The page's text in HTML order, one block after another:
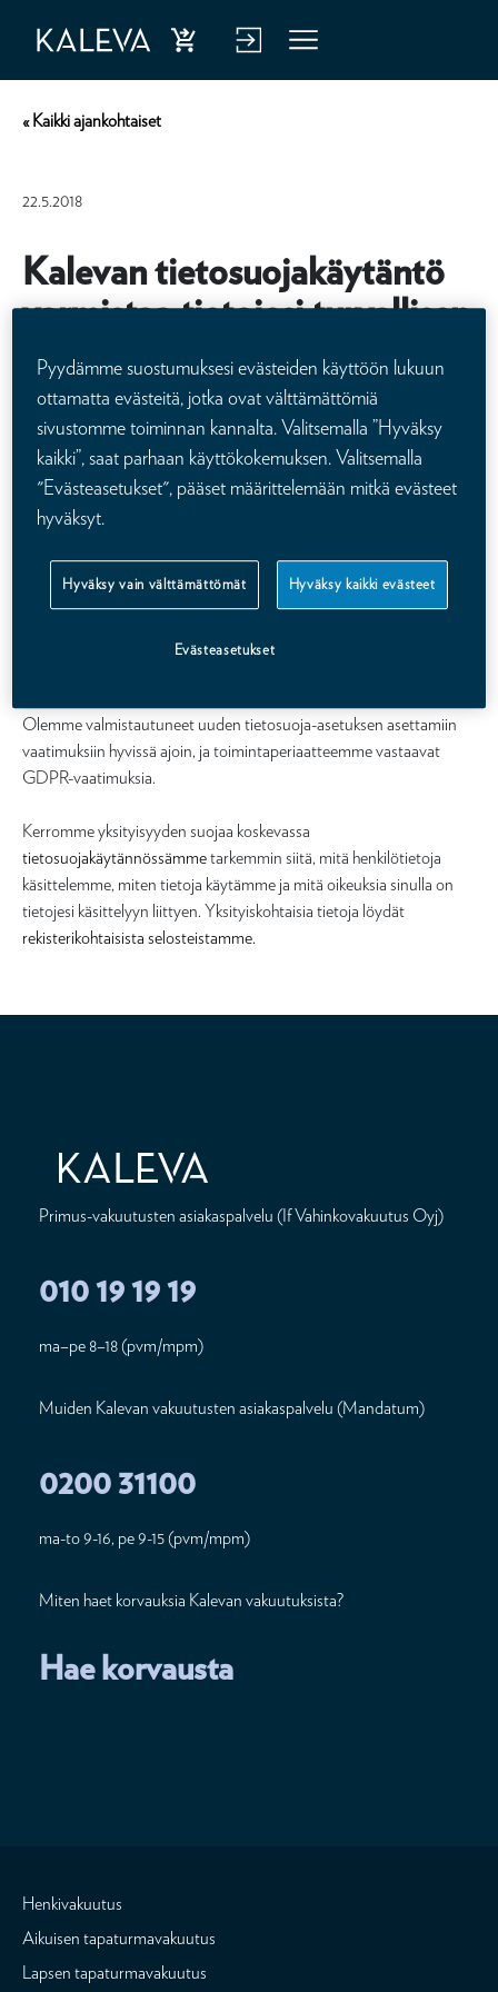
Ost
a
Kirj
aud
Vali
kko
« Kaikki ajankohtaiset
22.5.2018
Kalevan tietosuojakäytäntö
varmistaa tietojesi turvallisen
käsittelyn
Euroopan unionin laajuinen yleinen tietosuoja-asetus (General
Data Protection Regulation, GDPR) astuu voimaan 25.5.2018. Uusi
asetus yhdenmukaistaa EU:n tietosuojakäytäntöjä ja parantaa
henkilötietojen suojaa ja rekisteröityjen oikeuksia.
Meillä Kalevassa asiakkaan tietojen suojaaminen ja luottamus ovat
aina olleet ehdottomia edellytyksiä kaikessa toiminnassamme. Kun
jaat kanssamme tietoja, pystymme palvelemaan sinua paremmin,
esimerkiksi tarjoamalla sinulle sopivimpia tuotteita ja palveluita sekä
Olemme valmistautuneet uuden tietosuoja-asetuksen asettamiin
vaatimuksiin hyvissä ajoin, ja toimintaperiaatteemme vastaavat
GDPR-vaatimuksia.
Kerromme yksityisyyden suojaa koskevassa
tietosuojakäytännössämmetarkemmin siitä, mitä henkilötietoja
käsittelemme, miten tietoja käytämme ja mitä oikeuksia sinulla on
tietojesi käsittelyyn liittyen. Yksityiskohtaisia tietoja löydät
rekisterikohtaisista selosteistamme.
Primus-vakuutusten asiakaspalvelu (If Vahinkovakuutus Oyj)
010 19 19 19
ma–pe 8–18 (pvm/mpm)
Muiden Kalevan vakuutusten asiakaspalvelu (Mandatum)
0200 31100
ma-to 9-16, pe 9-15 (pvm/mpm)
Miten haet korvauksia Kalevan vakuutuksista?
Hae korvausta
Henkivakuutus
Aikuisen tapaturmavakuutus
Lapsen tapaturmavakuutus
Pyydämme suostumuksesi evästeiden käyttöön lukuun
ottamatta evästeitä, jotka ovat välttämättömiä
sivustomme toiminnan kannalta. Valitsemalla ”Hyväksy
kaikki”, saat parhaan käyttökokemuksen. Valitsemalla
"Evästeasetukset", pääset määrittelemään mitkä evästeet
hyväksyt.
Hyväksy vain välttämättömät Hyväksy kaikki evästeet
Evästeasetukset